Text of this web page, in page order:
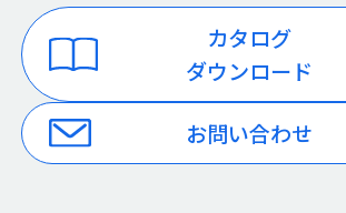
カタログ
ダウンロード
お問い合わせ